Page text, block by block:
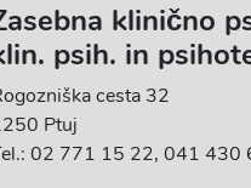
klinično
psih. in
cesta 32
Ptuj
02 771 15 22, 041 430